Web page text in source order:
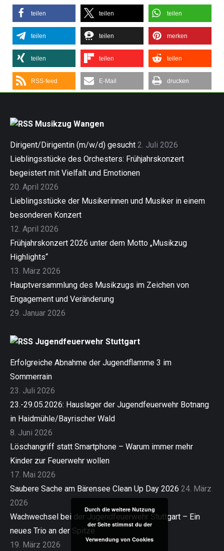
teilen teilen teilen
teilen teilen merken
teilen teilen teilen
RSS-feed E-Mail drucken
Musikzug Wangen
Dirigent/Dirigentin (m/w/d) gesucht 2. Juli 2026
Lieblingsstücke des Orchesters: Frühjahrskonzert
begeistert mit Vielfalt und Emotionen
20. April 2026
Lieblingsstücke der Musikerinnen und Musiker in einem
besonderen Konzert
12. April 2026
Frühjahrskonzert 2026 unter dem Motto „Musikzug
Highlights“
13. März 2026
Hauptversammlung des Musikzugs im Zeichen von
Engagement und Veränderung
29. Januar 2026
Jugendfeuerwehr Stuttgart
Erfolgreiche Abnahme der Jugendflamme 3 im
Sommerrain
23. Juli 2026
23.-29.05.2026: Hauslager der Jugendfeuerwehr Botnang
in Haidmühle/Bayrischer Wald
8. Juni 2026
Löschangriff statt Smartphone – Warum immer mehr
Kinder zur Feuerwehr wollen
17. Mai 2026
Saubere Sache am Bärensee Clean Up Day 2026 24. März
2026
Wachwechsel bei der Jugendfeuerwehr Stuttgart – Ein
neues Trio an der Spitze
19. März 2026
Durch die weitere Nutzung
der Seite stimmst du der
Verwendung von Cookies